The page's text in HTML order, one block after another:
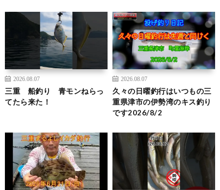
2026.08.07
三重 船釣り 青モンねらっ
てたら来た！
2026.08.07
久々の日曜釣行はいつもの三
重県津市の伊勢湾のキス釣り
です2026/8/2